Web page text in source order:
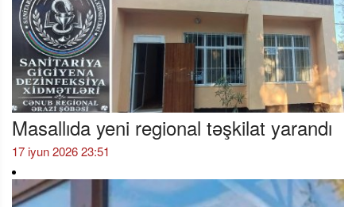
Masallıda yeni regional təşkilat yarandı
17 iyun 2026 23:51